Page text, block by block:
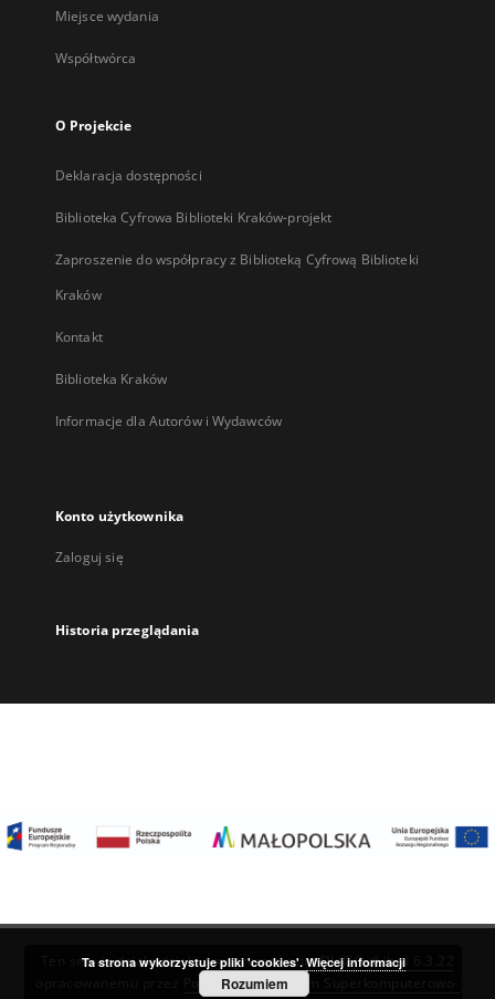
Miejsce wydania
Współtwórca
O Projekcie
Deklaracja dostępności
Biblioteka Cyfrowa Biblioteki Kraków-projekt
Zaproszenie do współpracy z Biblioteką Cyfrową Biblioteki
Kraków
Kontakt
Biblioteka Kraków
Informacje dla Autorów i Wydawców
Konto użytkownika
Zaloguj się
Historia przeglądania
Ten serwis działa dzięki oprogramowaniuDInGO dLibra 6.3.22
Poznańskie Centrum Superkomputerowo-
Ta strona wykorzystuje pliki 'cookies'. Więcej informacji
Rozumiem